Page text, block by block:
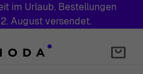
im Urlaub. Bestellungen
August versendet.